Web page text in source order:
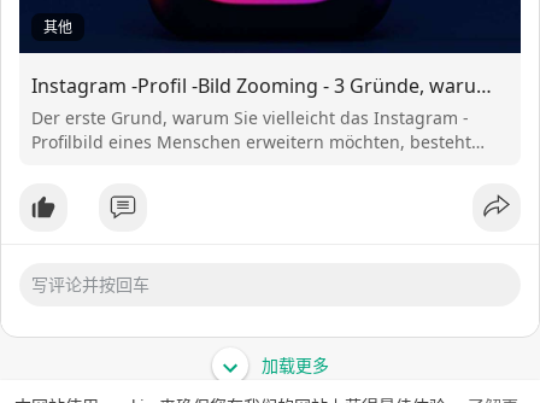
其他
Instagram -Profil -Bild Zooming - 3 Gründe, warum Sie möglicherweise das Profilbild eines Menschen auf Instagram vergröß
Der erste Grund, warum Sie vielleicht das Instagram -
Profilbild eines Menschen erweitern möchten, besteht
加载更多